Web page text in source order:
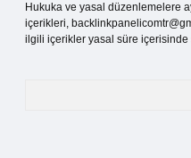
Hukuka ve yasal düzenlemelere
içerikleri,
ilgili içerikler yasal süre içerisinde